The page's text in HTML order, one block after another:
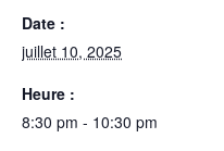
Date :
juillet 10, 2025
Heure :
8:30 pm - 10:30 pm